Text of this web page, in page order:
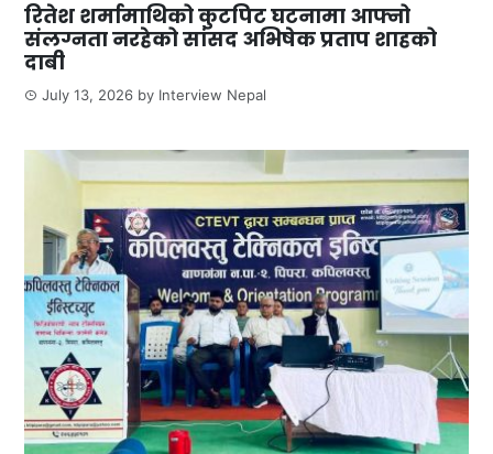
रितेश शर्मामाथिको कुटपिट घटनामा आफ्नो
संलग्नता नरहेको सांसद अभिषेक प्रताप शाहको
दाबी
July 13, 2026 by Interview Nepal